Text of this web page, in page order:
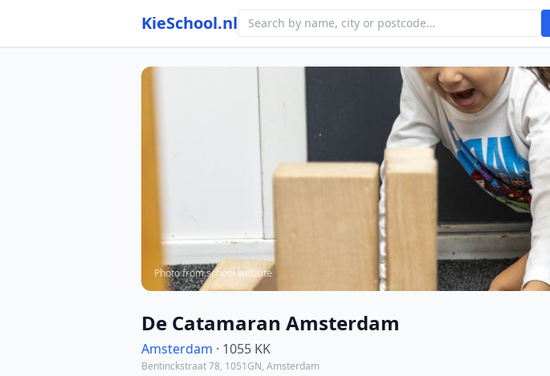
KieSchool.nl
Photo from school website
De Catamaran Amsterdam
Amsterdam · 1055 KK
Bentinckstraat 78, 1051GN, Amsterdam